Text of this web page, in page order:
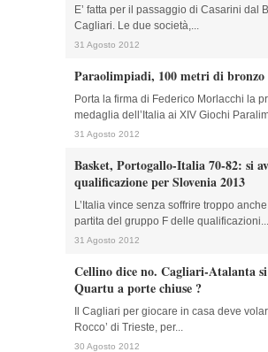
E’ fatta per il passaggio di Casarini dal
Cagliari. Le due società,...
31 Agosto 2012
Paraolimpiadi, 100 metri di bronzo
Porta la firma di Federico Morlacchi la
medaglia dell’Italia ai XIV Giochi
31 Agosto 2012
Basket, Portogallo-Italia 70-82: si
qualificazione per Slovenia 2013
L’Italia vince senza soffrire troppo
partita del gruppo F delle qualificazioni...
31 Agosto 2012
Cellino dice no. Cagliari-Atalanta
Quartu a porte chiuse ?
Il Cagliari per giocare in casa deve
Rocco’ di Trieste, per...
30 Agosto 2012